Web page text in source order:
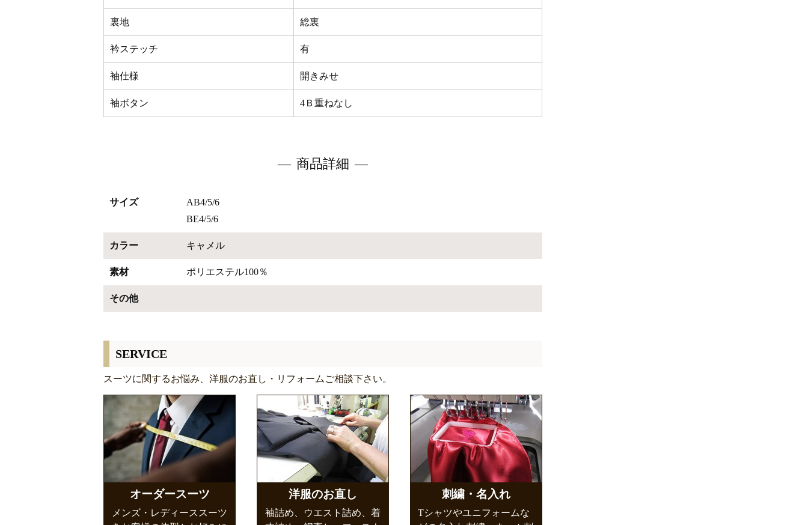
裏地 総裏
衿ステッチ 有
袖仕様 開きみせ
袖ボタン 4Ｂ重ねなし
商品詳細
サイズ
AB4/5/6
BE4/5/6
カラー キャメル
素材 ポリエステル100％
その他
SERVICE
スーツに関するお悩み、洋服のお直し・リフォームご相談下さい。
オーダースーツ
メンズ・レディーススーツ
洋服のお直し
袖詰め、ウエスト詰め、着
刺繍・名入れ
Tシャツやユニフォームな